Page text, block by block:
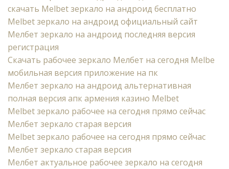
скачать Melbet зеркало на андроид бесплатно
Melbet зеркало на андроид официальный сайт
Мелбет зеркало на андроид последняя версия
регистрация
Скачать рабочее зеркало Мелбет на сегодня Melbe
мобильная версия приложение на пк
Мелбет зеркало на андроид альтернативная
полная версия апк армения казино Melbet
Melbet зеркало рабочее на сегодня прямо сейчас
Мелбет зеркало старая версия
Melbet зеркало рабочее на сегодня прямо сейчас
Мелбет зеркало старая версия
Мелбет актуальное рабочее зеркало на сегодня